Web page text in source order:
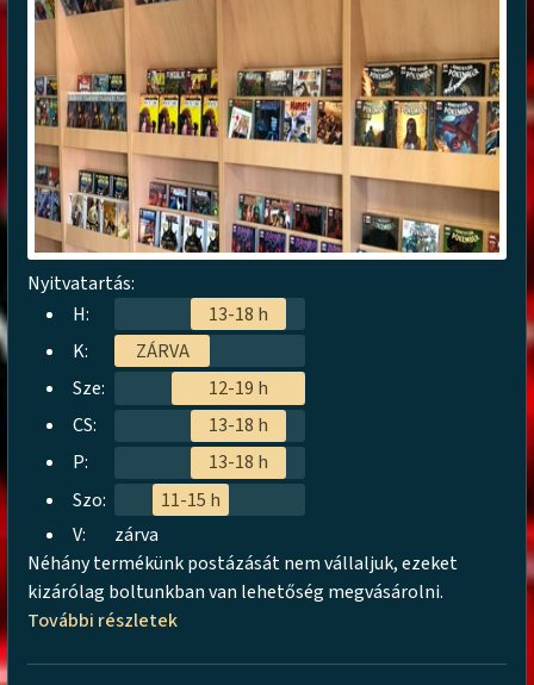
Nyitvatartás:
H:
13-18 h
K:
ZÁRVA
Sze:
12-19 h
CS:
13-18 h
P:
13-18 h
Szo:
11-15 h
V:
zárva
Néhány termékünk postázását nem vállaljuk, ezeket
kizárólag boltunkban van lehetőség megvásárolni.
További részletek